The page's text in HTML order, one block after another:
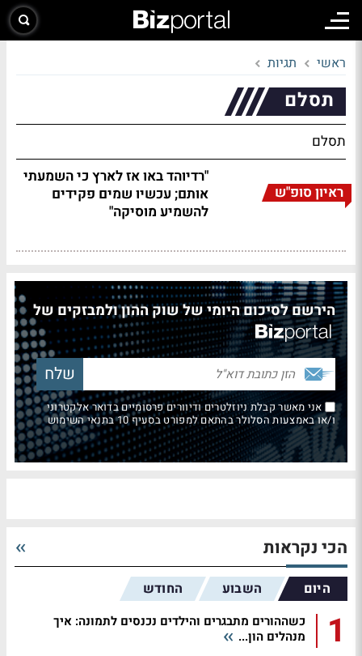
ראשי תגיות
תסלם
תסלם
ראיון סופ"ש
"רדיוהד באו אז לארץ כי השמעתי
אותם; עכשיו שמים פקידים
להשמיע מוסיקה"
הירשם לסיכום היומי של שוק ההון ולמבזקים של
אני מאשר קבלת ניוזלטרים ודיוורים פרסומיים בדואר אלקטרוני
ו/או באמצעות הסלולר בהתאם למפורט בסעיף 10 בתנאי השימוש
הכי נקראות
היום השבוע החודש
1
כשההורים מתבגרים והילדים נכנסים לתמונה: איך
מנהלים הון...